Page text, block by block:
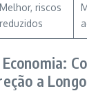
Melhor, riscos
reduzidos
a